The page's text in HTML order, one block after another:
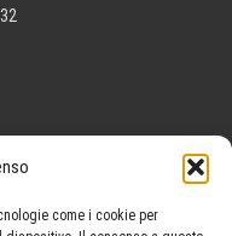
come i cookie per